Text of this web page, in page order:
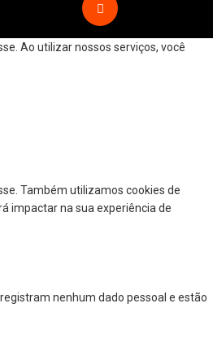
Ao utilizar nossos serviços, você
Também utilizamos cookies de
impactar na sua experiência de
nenhum dado pessoal e estão